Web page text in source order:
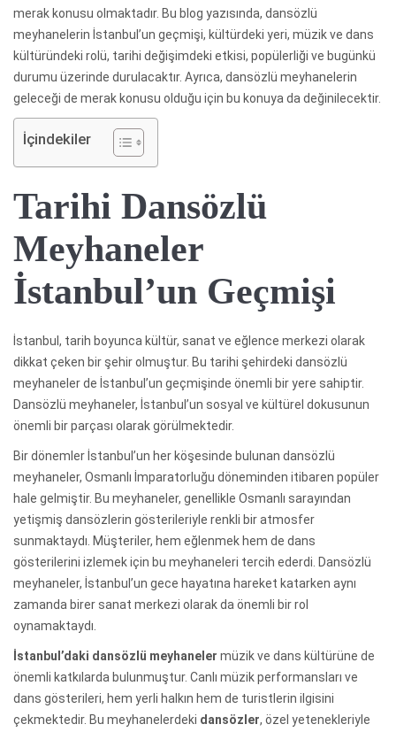
merak konusu olmaktadır. Bu blog yazısında, dansözlü
meyhanelerin İstanbul’un geçmişi, kültürdeki yeri, müzik ve dans
kültüründeki rolü, tarihi değişimdeki etkisi, popülerliği ve bugünkü
durumu üzerinde durulacaktır. Ayrıca, dansözlü meyhanelerin
geleceği de merak konusu olduğu için bu konuya da değinilecektir.
İçindekiler
Tarihi Dansözlü
Meyhaneler
İstanbul’un Geçmişi
İstanbul, tarih boyunca kültür, sanat ve eğlence merkezi olarak
dikkat çeken bir şehir olmuştur. Bu tarihi şehirdeki dansözlü
meyhaneler de İstanbul’un geçmişinde önemli bir yere sahiptir.
Dansözlü meyhaneler, İstanbul’un sosyal ve kültürel dokusunun
önemli bir parçası olarak görülmektedir.
Bir dönemler İstanbul’un her köşesinde bulunan dansözlü
meyhaneler, Osmanlı İmparatorluğu döneminden itibaren popüler
hale gelmiştir. Bu meyhaneler, genellikle Osmanlı sarayından
yetişmiş dansözlerin gösterileriyle renkli bir atmosfer
sunmaktaydı. Müşteriler, hem eğlenmek hem de dans
gösterilerini izlemek için bu meyhaneleri tercih ederdi. Dansözlü
meyhaneler, İstanbul’un gece hayatına hareket katarken aynı
zamanda birer sanat merkezi olarak da önemli bir rol
oynamaktaydı.
İstanbul’daki dansözlü meyhaneler müzik ve dans kültürüne de
önemli katkılarda bulunmuştur. Canlı müzik performansları ve
dans gösterileri, hem yerli halkın hem de turistlerin ilgisini
çekmektedir. Bu meyhanelerdeki dansözler, özel yetenekleriyle